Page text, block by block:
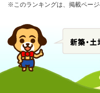
※このランキングは、掲載ペー